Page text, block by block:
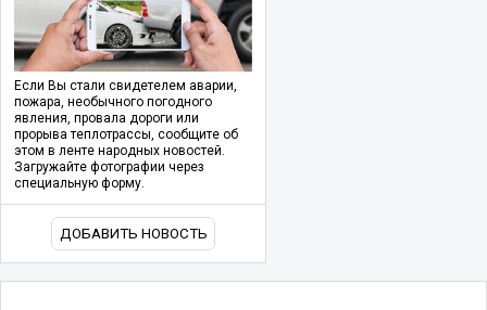
Если Вы стали свидетелем аварии,
пожара, необычного погодного
явления, провала дороги или
прорыва теплотрассы, сообщите об
этом в ленте народных новостей.
Загружайте фотографии через
специальную форму.
ДОБАВИТЬ НОВОСТЬ